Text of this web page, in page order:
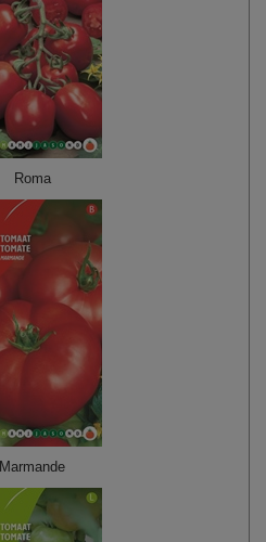
Roma
Marmande